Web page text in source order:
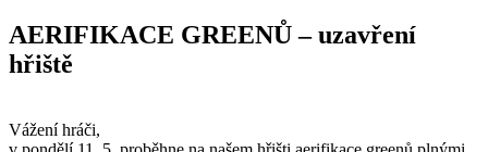
AERIFIKACE GREENŮ – uzavření
hřiště
Vážení hráči,